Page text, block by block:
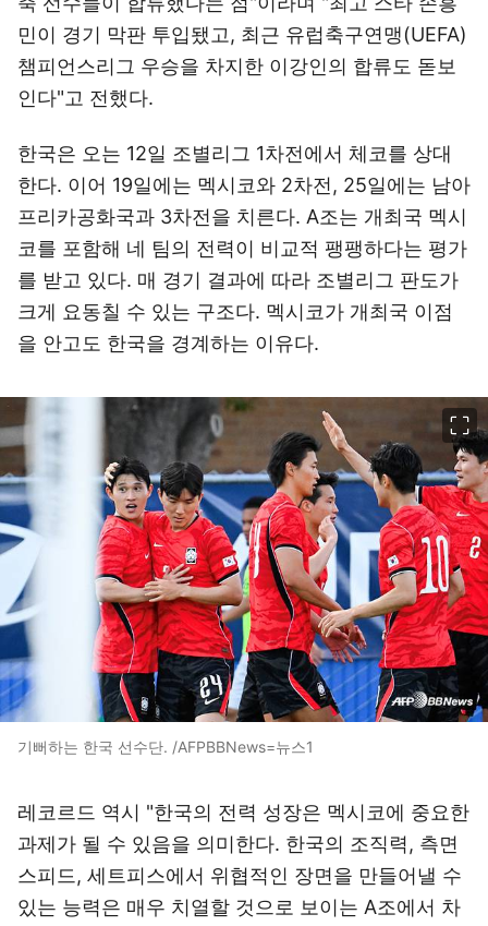
민이 경기 막판 투입됐고, 최근 유럽축구연맹(UEFA)
챔피언스리그 우승을 차지한 이강인의 합류도 돋보
인다"고 전했다.
한국은 오는 12일 조별리그 1차전에서 체코를 상대
한다. 이어 19일에는 멕시코와 2차전, 25일에는 남아
프리카공화국과 3차전을 치른다. A조는 개최국 멕시
코를 포함해 네 팀의 전력이 비교적 팽팽하다는 평가
를 받고 있다. 매 경기 결과에 따라 조별리그 판도가
크게 요동칠 수 있는 구조다. 멕시코가 개최국 이점
을 안고도 한국을 경계하는 이유다.
기뻐하는 한국 선수단. /AFPBBNews=뉴스1
레코르드 역시 "한국의 전력 성장은 멕시코에 중요한
과제가 될 수 있음을 의미한다. 한국의 조직력, 측면
스피드, 세트피스에서 위협적인 장면을 만들어낼 수
있는 능력은 매우 치열할 것으로 보이는 A조에서 차